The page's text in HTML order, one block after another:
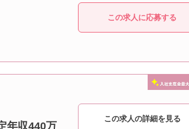
この求人に応募する
年収440万
この求人の詳細を見る